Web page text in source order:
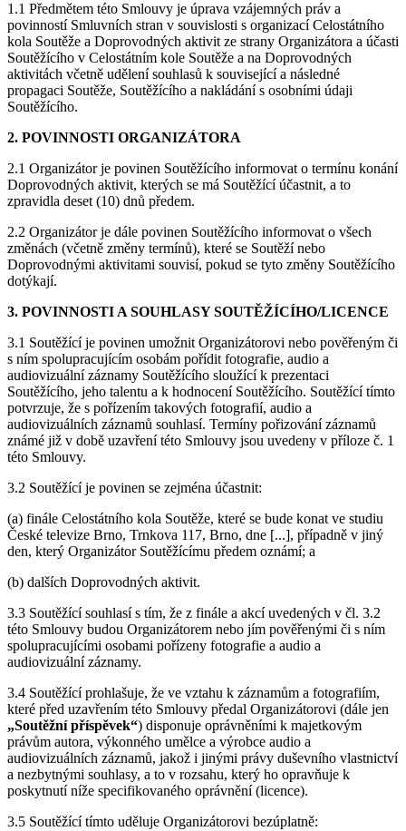
1.1 Předmětem této Smlouvy je úprava vzájemných práv a
povinností Smluvních stran v souvislosti s organizací Celostátního
kola Soutěže a Doprovodných aktivit ze strany Organizátora a účasti
Soutěžícího v Celostátním kole Soutěže a na Doprovodných
aktivitách včetně udělení souhlasů k související a následné
propagaci Soutěže, Soutěžícího a nakládání s osobními údaji
Soutěžícího.
2. POVINNOSTI ORGANIZÁTORA
2.1 Organizátor je povinen Soutěžícího informovat o termínu konání
Doprovodných aktivit, kterých se má Soutěžící účastnit, a to
zpravidla deset (10) dnů předem.
2.2 Organizátor je dále povinen Soutěžícího informovat o všech
změnách (včetně změny termínů), které se Soutěží nebo
Doprovodnými aktivitami souvisí, pokud se tyto změny Soutěžícího
dotýkají.
3. POVINNOSTI A SOUHLASY SOUTĚŽÍCÍHO/LICENCE
3.1 Soutěžící je povinen umožnit Organizátorovi nebo pověřeným či
s ním spolupracujícím osobám pořídit fotografie, audio a
audiovizuální záznamy Soutěžícího sloužící k prezentaci
Soutěžícího, jeho talentu a k hodnocení Soutěžícího. Soutěžící tímto
potvrzuje, že s pořízením takových fotografií, audio a
audiovizuálních záznamů souhlasí. Termíny pořizování záznamů
známé již v době uzavření této Smlouvy jsou uvedeny v příloze č. 1
této Smlouvy.
3.2 Soutěžící je povinen se zejména účastnit:
(a) finále Celostátního kola Soutěže, které se bude konat ve studiu
České televize Brno, Trnkova 117, Brno, dne [...], případně v jiný
den, který Organizátor Soutěžícímu předem oznámí; a
(b) dalších Doprovodných aktivit.
3.3 Soutěžící souhlasí s tím, že z finále a akcí uvedených v čl. 3.2
této Smlouvy budou Organizátorem nebo jím pověřenými či s ním
spolupracujícími osobami pořízeny fotografie a audio a
audiovizuální záznamy.
3.4 Soutěžící prohlašuje, že ve vztahu k záznamům a fotografiím,
které před uzavřením této Smlouvy předal Organizátorovi (dále jen
„Soutěžní příspěvek“) disponuje oprávněními k majetkovým
právům autora, výkonného umělce a výrobce audio a
audiovizuálních záznamů, jakož i jinými právy duševního vlastnictví
a nezbytnými souhlasy, a to v rozsahu, který ho opravňuje k
poskytnutí níže specifikovaného oprávnění (licence).
3.5 Soutěžící tímto uděluje Organizátorovi bezúplatně: